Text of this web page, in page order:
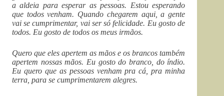
a aldeia para esperar as pessoas. Estou esperando
que todos venham. Quando chegarem aqui, a gente
vai se cumprimentar, vai ser só felicidade. Eu gosto de
todos. Eu gosto de todos os meus irmãos.
Quero que eles apertem as mãos e os brancos também
apertem nossas mãos. Eu gosto do branco, do índio.
Eu quero que as pessoas venham pra cá, pra minha
terra, para se cumprimentarem alegres.